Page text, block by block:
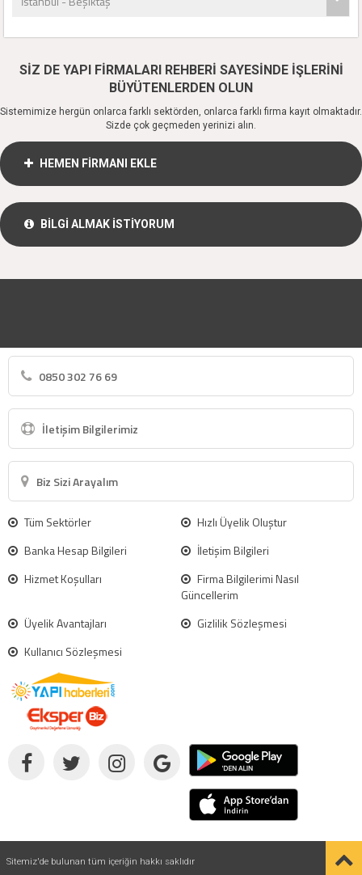
SİZ DE YAPI FİRMALARI REHBERİ SAYESİNDE İŞLERİNİ
BÜYÜTENLERDEN OLUN
Sistemimize hergün onlarca farklı sektörden, onlarca farklı firma kayıt olmaktadır.
Sizde çok geçmeden yerinizi alın.
HEMEN FİRMANI EKLE
BİLGİ ALMAK İSTİYORUM
0850 302 76 69
İletişim Bilgilerimiz
Biz Sizi Arayalım
Tüm Sektörler
Hızlı Üyelik Oluştur
Banka Hesap Bilgileri
İletişim Bilgileri
Hizmet Koşulları
Firma Bilgilerimi Nasıl
Güncellerim
Üyelik Avantajları
Gizlilik Sözleşmesi
Kullanıcı Sözleşmesi
Sitemiz'de bulunan tüm içeriğin hakkı saklıdır